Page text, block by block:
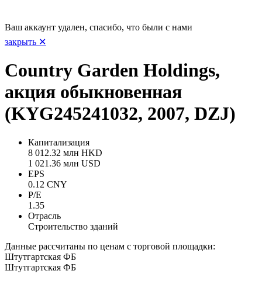
Ваш аккаунт удален, спасибо, что были с нами
закрыть ✕
Country Garden Holdings,
акция обыкновенная
(KYG245241032, 2007, DZJ)
Капитализация
8 012.32 млн HKD
1 021.36 млн USD
EPS
0.12 CNY
P/E
1.35
Отрасль
Строительство зданий
Данные рассчитаны по ценам с торговой площадки:
Штутгартская ФБ
Штутгартская ФБ